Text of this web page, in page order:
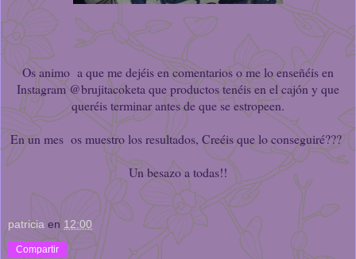
Os animo a que me dejéis en comentarios o me lo enseñéis en
Instagram @brujitacoketa que productos tenéis en el cajón y que
queréis terminar antes de que se estropeen.
En un mes os muestro los resultados, Creéis que lo conseguiré???
Un besazo a todas!!
patricia en 12:00
Compartir